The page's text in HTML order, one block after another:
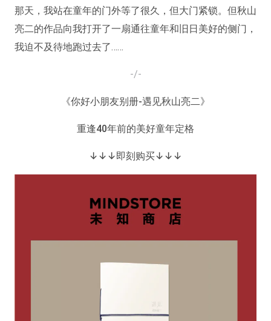
那天，我站在童年的门外等了很久，但大门紧锁。但秋山
亮二的作品向我打开了一扇通往童年和旧日美好的侧门，
我迫不及待地跑过去了……
-/-
《你好小朋友别册-遇见秋山亮二》
重逢40年前的美好童年定格
↓↓↓即刻购买↓↓↓